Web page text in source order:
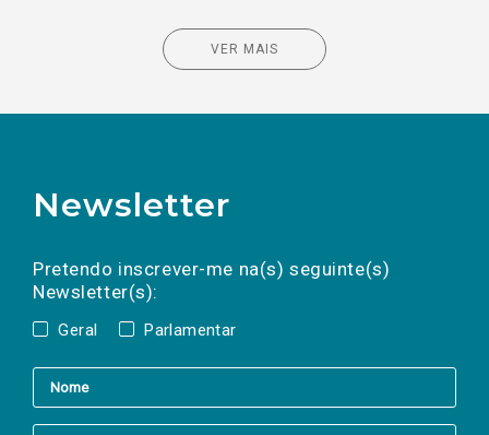
VER MAIS
Newsletter
Pretendo inscrever-me na(s) seguinte(s)
Newsletter(s):
Geral Parlamentar
a(s) newsletter(s).
mail